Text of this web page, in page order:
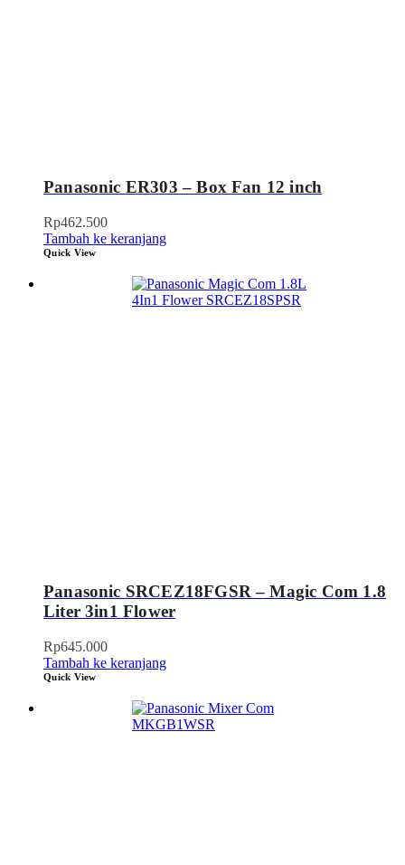
Panasonic ER303 – Box Fan 12 inch
Rp462.500
Tambah ke keranjang
Quick View
Panasonic SRCEZ18FGSR – Magic Com 1.8
Liter 3in1 Flower
Rp645.000
Tambah ke keranjang
Quick View